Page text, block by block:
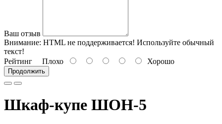
Ваш отзыв
Внимание: HTML не поддерживается! Используйте обычный
текст!
Рейтинг Плохо Хорошо
Продолжить
Шкаф-купе ШОН-5